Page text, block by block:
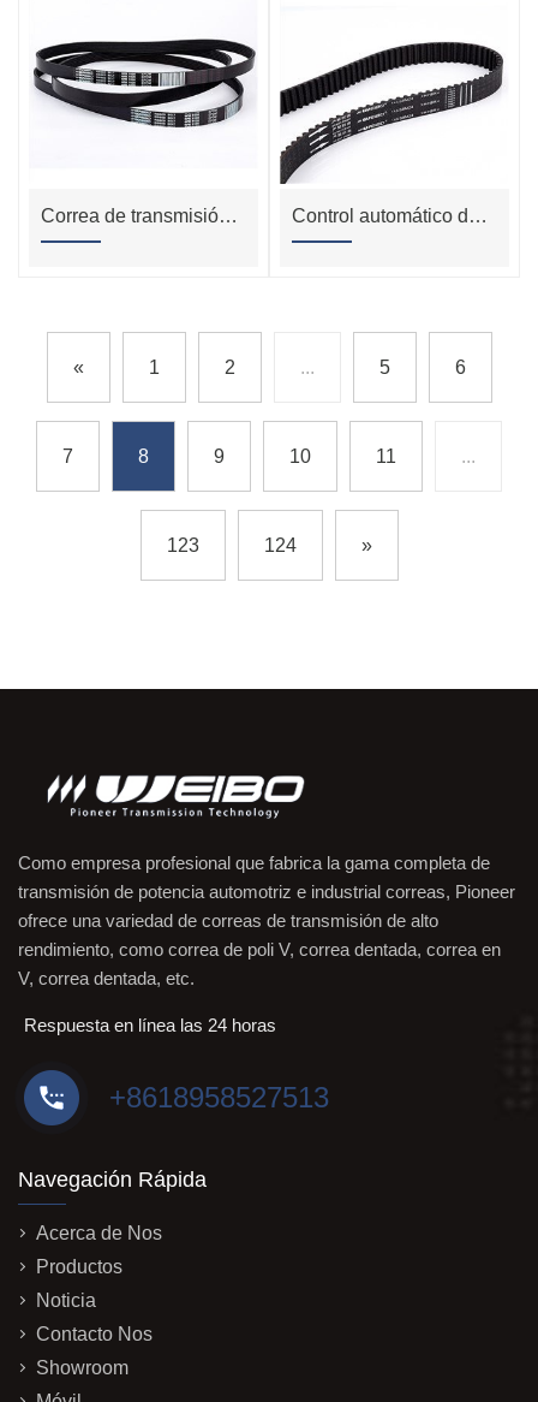
Correa de transmisión/correa de goma EPDM (XPA/XPB/XPC/ XPZ, /SAX/ SBX/SCX) Control automático de puerta deslizante de 4,2 metros Bi-Parting
« 1 2 ... 5 6
7 8 9 10 11 ...
123 124 »
Como empresa profesional que fabrica la gama completa de
transmisión de potencia automotriz e industrial correas, Pioneer
ofrece una variedad de correas de transmisión de alto
rendimiento, como correa de poli V, correa dentada, correa en
V, correa dentada, etc.
Respuesta en línea las 24 horas
+8618958527513
Navegación Rápida
Acerca de Nos
Productos
Noticia
Contacto Nos
Showroom